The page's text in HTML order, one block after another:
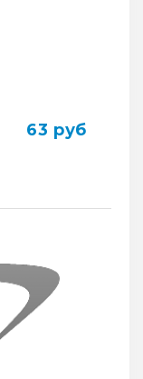
63 руб